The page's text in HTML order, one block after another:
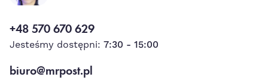
+48 570 670 629
Jesteśmy dostępni: 7:30 - 15:00
biuro@mrpost.pl